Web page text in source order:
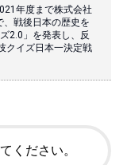
年度まで株式会社
戦後日本の歴史を
2.0」を発表し、反
クイズ日本一決定戦
ください。